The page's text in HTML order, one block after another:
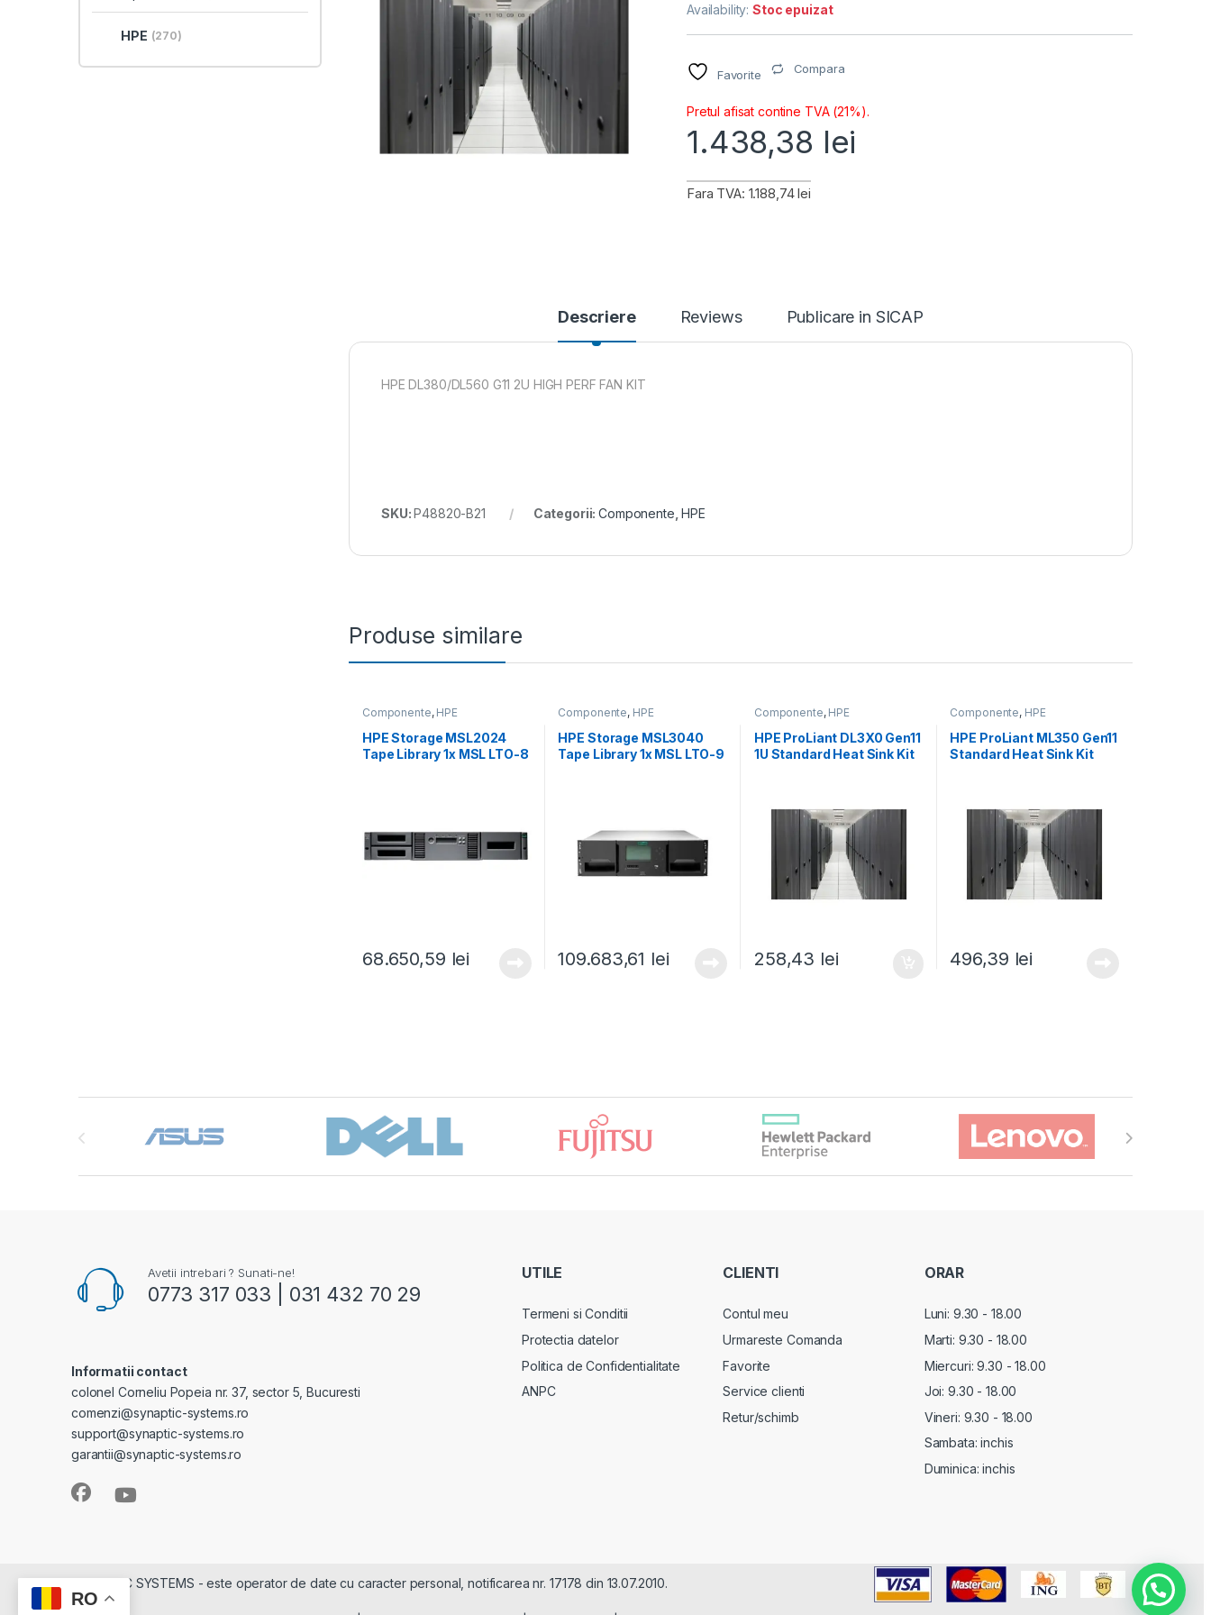
Availability:Stoc epuizat
Favorite Compara
Pretul afisat contine TVA (21%).
1.438,38 lei
Fara TVA: 1.188,74 lei
Descriere Reviews Publicare in SICAP
HPE DL380/DL560 G11 2U HIGH PERF FAN KIT
SKU:P48820-B21 Categorii:Componente,HPE
Produse similare
Componente, HPE
HPE Storage MSL2024
Tape Library 1x MSL LTO-8
68.650,59 lei
Componente, HPE
HPE Storage MSL3040
Tape Library 1x MSL LTO-9
109.683,61 lei
Componente, HPE
HPE ProLiant DL3X0 Gen11
1U Standard Heat Sink Kit
258,43 lei
Componente, HPE
HPE ProLiant ML350 Gen11
Standard Heat Sink Kit
496,39 lei
HPE (270)
Avetii intrebari ? Sunati-ne!
0773 317 033 | 031 432 70 29
Informatii contact
colonel Corneliu Popeia nr. 37, sector 5, Bucuresti
comenzi@synaptic-systems.ro
support@synaptic-systems.ro
garantii@synaptic-systems.ro
UTILE
Termeni si Conditii
Protectia datelor
Politica de Confidentialitate
ANPC
CLIENTI
Contul meu
Urmareste Comanda
Favorite
Service clienti
Retur/schimb
ORAR
Luni: 9.30 - 18.00
Marti: 9.30 - 18.00
Miercuri:9.30 - 18.00
Joi: 9.30 - 18.00
Vineri: 9.30 - 18.00
Sambata: inchis
Duminica: inchis
SYNAPTIC SYSTEMS - este operator de date cu caracter personal, notificarea nr. 17178 din 13.07.2010.
RO